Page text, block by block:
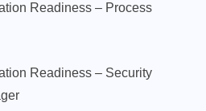
Readiness – Process
Readiness – Security